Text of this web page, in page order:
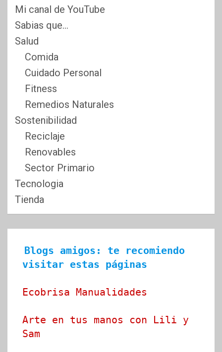
Mi canal de YouTube
Sabias que…
Salud
Comida
Cuidado Personal
Fitness
Remedios Naturales
Sostenibilidad
Reciclaje
Renovables
Sector Primario
Tecnologia
Tienda
Blogs amigos: te recomiendo
visitar estas páginas
Ecobrisa Manualidades
Arte en tus manos con Lili y
Sam